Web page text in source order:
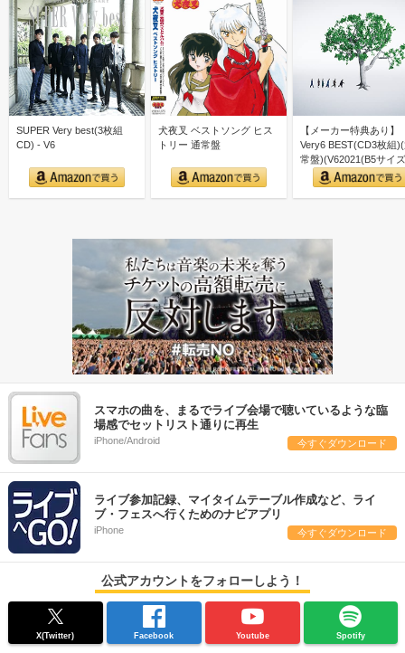
SUPER Very best(3枚組
CD) - V6
犬夜叉 ベストソング ヒス
トリー 通常盤
【メーカー特典あり】
Very6 BEST(CD3枚組
常盤)(V62021(B5サイ
スマホの曲を、まるでライブ会場で聴いているような臨
場感でセットリスト通りに再生
iPhone/Android 今すぐダウンロード
ライブ参加記録、マイタイムテーブル作成など、ライ
ブ・フェスへ行くためのナビアプリ
iPhone 今すぐダウンロード
公式アカウントをフォローしよう！
X(Twitter) Facebook Youtube Spotify